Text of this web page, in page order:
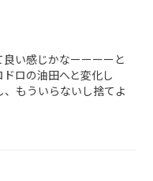
い感じかなーーーーと
ロの油田へと変化し
もういらないし捨てよ